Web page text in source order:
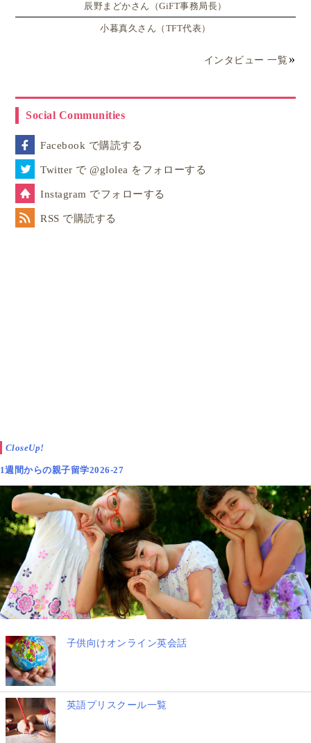
辰野まどかさん（GiFT事務局長）
小暮真久さん（TFT代表）
インタビュー 一覧
Social Communities
Facebook で購読する
Twitter で @glolea をフォローする
Instagram でフォローする
RSS で購読する
CloseUp!
1週間からの親子留学2026-27
子供向けオンライン英会話
英語プリスクール一覧